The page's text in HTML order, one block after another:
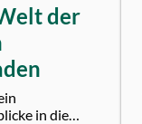
der
in die